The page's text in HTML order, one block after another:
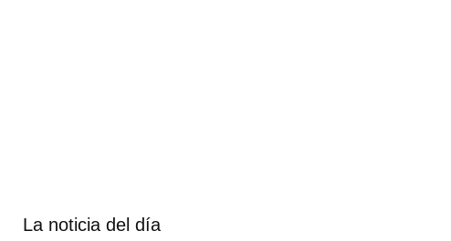
La noticia del día